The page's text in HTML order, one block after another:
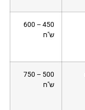
450 – 600
ש"ח
500 – 750
ש"ח